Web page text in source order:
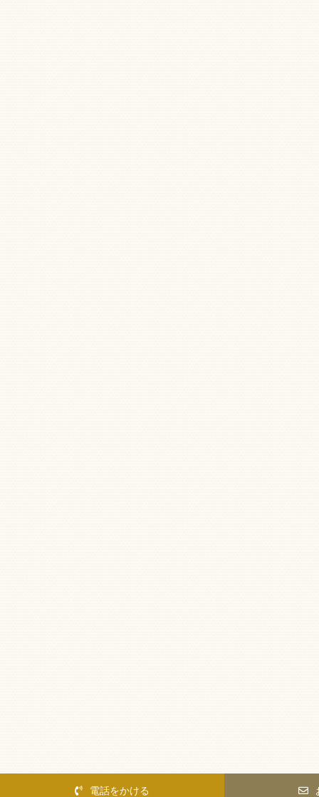
電話をかける